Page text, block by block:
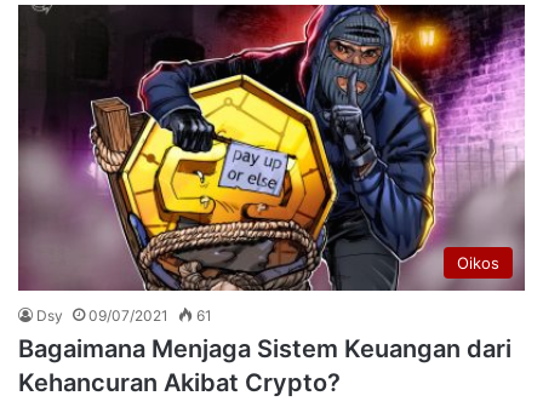
Oikos
Dsy 09/07/2021 61
Bagaimana Menjaga Sistem Keuangan dari
Kehancuran Akibat Crypto?